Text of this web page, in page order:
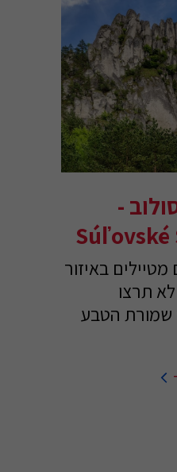
-
Súľovské
באיזור
לא תרצו
שמורת הטבע